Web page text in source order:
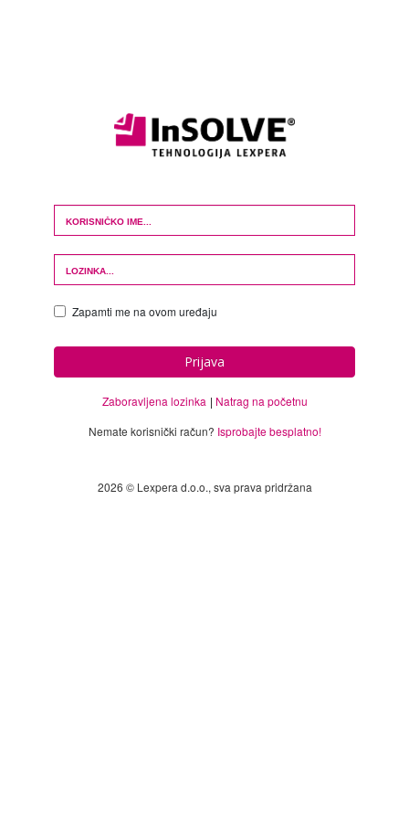
Login Form
Zapamti me na ovom uređaju
Prijava
Zaboravljena lozinka
Natrag na početnu
Nemate korisnički račun? Isprobajte besplatno!
2026 © Lexpera d.o.o., sva prava pridržana